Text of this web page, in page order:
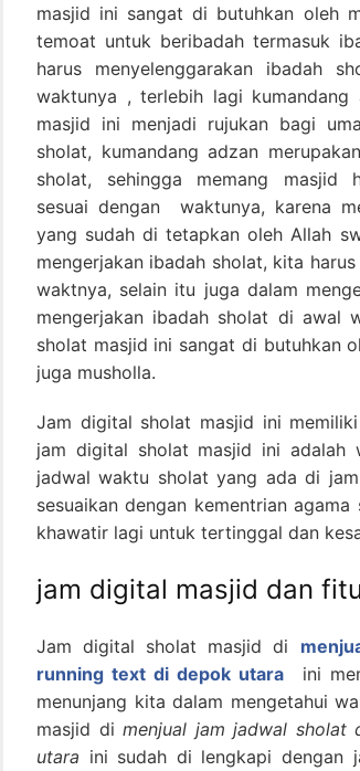
masjid ini sangat di butuhkan oleh
temoat untuk beribadah termasuk
harus menyelenggarakan ibadah
waktunya , terlebih lagi
masjid ini menjadi rujukan bagi
sholat, kumandang adzan
sholat, sehingga memang masjid
sesuai dengan waktunya, karena
yang sudah di tetapkan oleh Allah
mengerjakan ibadah sholat, kita
waktnya, selain itu juga dalam
mengerjakan ibadah sholat di awal
sholat masjid ini sangat di butuhkan
juga musholla.
Jam digital sholat masjid ini
jam digital sholat masjid ini adalah
jadwal waktu sholat yang ada di
sesuaikan dengan kementrian
khawatir lagi untuk tertinggal dan
jam digital masjid dan
Jam digital sholat masjid di
running text di depok utara ini
menunjang kita dalam mengetahui
masjid dimenjual jam jadwal
utara ini sudah di lengkapi dengan